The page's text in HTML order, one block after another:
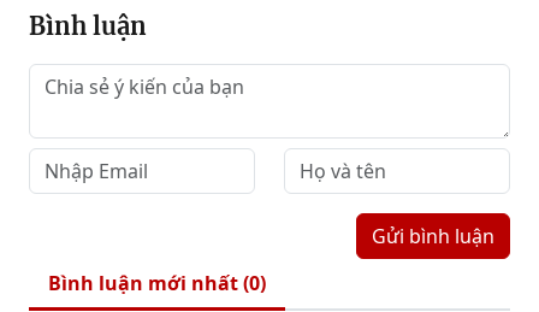
Bình luận
Gửi bình luận
Bình luận mới nhất (0)